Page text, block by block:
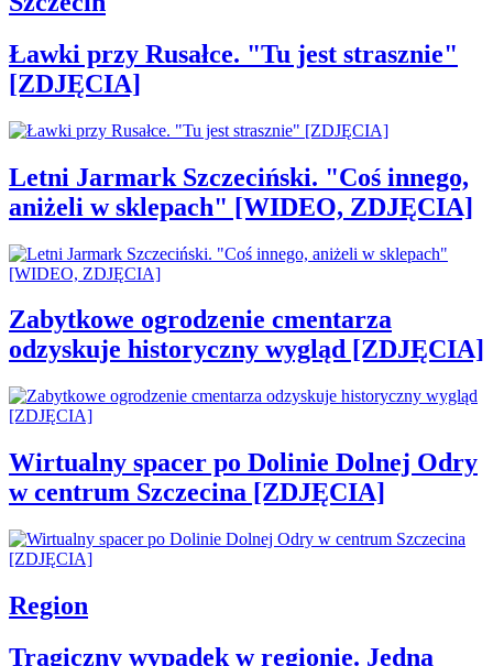
Ławki przy Rusałce. "Tu jest strasznie"
[ZDJĘCIA]
Letni Jarmark Szczeciński. "Coś innego,
aniżeli w sklepach" [WIDEO, ZDJĘCIA]
Zabytkowe ogrodzenie cmentarza
odzyskuje historyczny wygląd [ZDJĘCIA]
Wirtualny spacer po Dolinie Dolnej Odry
w centrum Szczecina [ZDJĘCIA]
Region
Tragiczny wypadek w regionie. Jedna